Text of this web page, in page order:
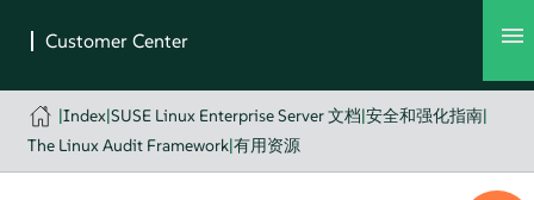
|Index|SUSE Linux Enterprise Server 文档|安全和强化指南|
The Linux Audit Framework|有用资源